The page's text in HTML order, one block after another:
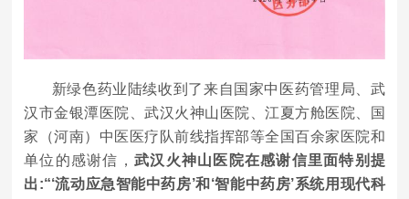
新绿色药业陆续收到了来自国家中医药管理局、武
汉市金银潭医院、武汉火神山医院、江夏方舱医院、国
家（河南）中医医疗队前线指挥部等全国百余家医院和
单位的感谢信， 武汉火神山医院在感谢信里面特别提
出:“‘流动应急智能中药房’和‘智能中药房’系统用现代科